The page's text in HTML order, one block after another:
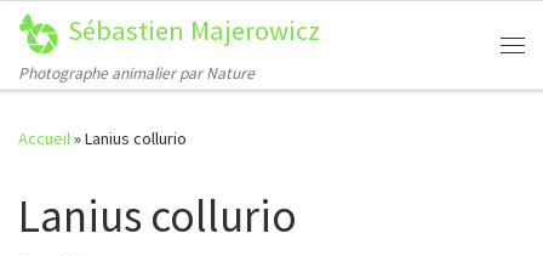
Passer au contenu
Sébastien Majerowicz
Photographe animalier par Nature
Accueil»Lanius collurio
Lanius collurio